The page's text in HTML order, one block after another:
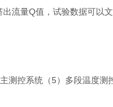
流量Q值，试验数据可以
测控系统（5）多段温度